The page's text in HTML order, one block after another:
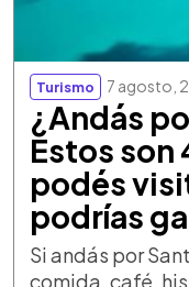
Turismo 7 agosto,
¿Andás
Estos son
podés
podrías
Si andás por
comida, café,